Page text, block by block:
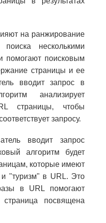
на ранжирование
несколькими
помогают поисковым
страницы и ее
вводит запрос в
анализирует
страницы, чтобы
запросу.
вводит запрос
алгоритм будет
которые имеют
"туризм" в URL. Это
в URL помогают
посвящена